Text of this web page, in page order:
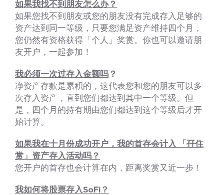
如果我找不到朋友怎么办？
如果您找不到朋友或您的朋友没有完成存入足够的
资产达到同一等级，只要您满足资产维持四个月，
您仍然有资格获得「个人」奖赏。你也可以邀请朋
友开户，一起参加！
我必须一次过存入金额吗 ？
净资产存款是累积的，这代表您和您的朋友可以多
次存入资产，直到您们都达到其中一个等级。但
是，四个月的持有期由您们都达到这个等级后才开
始计算。
如果我在十月份成功开户，我的首存会计入 「孖住
赏」资产存入活动吗？
您开户的首存也会计算在内，距离奖赏又近一步！
我如何将股票存入SoFi？